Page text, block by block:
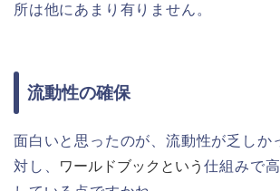
所は他にあまり有りません。
流動性の確保
面白いと思ったのが、流動性が乏しか
対し、 ワールドブックという仕組みで